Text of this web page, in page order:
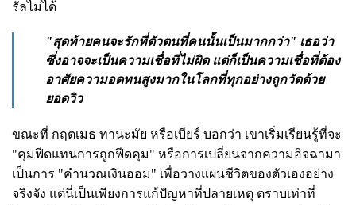
รัลไม่ได้
"สุดท้ายคนจะรักที่ตัวตนที่คนนั้นเป็นมากกว่า" เธอว่า
ซึ่งอาจจะเป็นความเชื่อที่ไม่ผิด แต่ก็เป็นความเชื่อที่ต้อง
อาศัยความอดทนสูงมากในโลกที่ทุกอย่างถูกวัดด้วย
ยอดวิว
ขณะที่ กฤตเมธ ทานะมัย หรือเบียร์ บอกว่า เขาเริ่มเรียนรู้ที่จะ
"คุมฟีดแทนการถูกฟีดคุม" หรือการเปลี่ยนจากความอิจฉามา
เป็นการ "คำนวณเงินออม" เพื่อวางแผนชีวิตของตัวเองอย่าง
จริงจัง แต่นี่เป็นเพียงการแก้ปัญหาที่ปลายเหตุ ตราบเท่าที่